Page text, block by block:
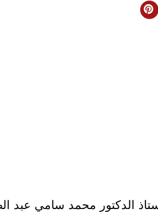
الدكتور محمد سامي عبد